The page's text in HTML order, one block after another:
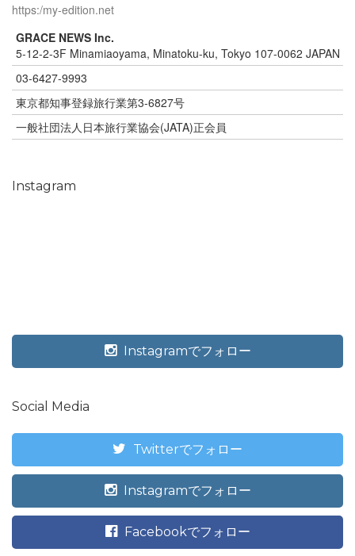
https:/my-edition.net
GRACE NEWS Inc.
5-12-2-3F Minamiaoyama, Minatoku-ku, Tokyo 107-0062 JAPAN
03-6427-9993
東京都知事登録旅行業第3-6827号
一般社団法人日本旅行業協会(JATA)正会員
Instagram
Instagramでフォロー
Social Media
Twitterでフォロー
Instagramでフォロー
Facebookでフォロー